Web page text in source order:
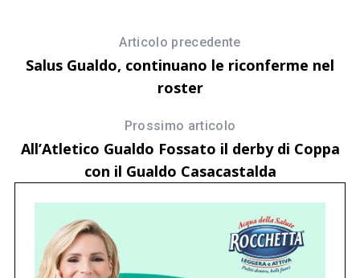
Articolo precedente
Salus Gualdo, continuano le riconferme nel
roster
Prossimo articolo
All’Atletico Gualdo Fossato il derby di Coppa
con il Gualdo Casacastalda